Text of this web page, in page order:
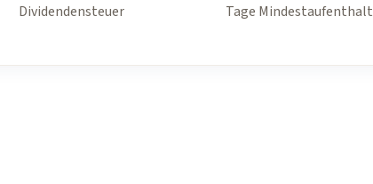
Dividendensteuer Tage Mindestaufenthalt